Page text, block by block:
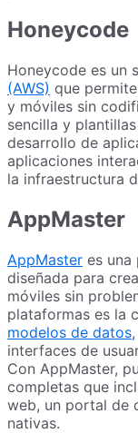
Honeycode
Honeycode es un
(AWS) que
y móviles sin
sencilla y
desarrollo de
aplicaciones
la infraestructura
AppMaster
AppMaster es una
diseñada para
móviles sin
plataformas es la
modelos de datos
interfaces de
Con AppMaster,
completas que
web, un portal de
nativas.